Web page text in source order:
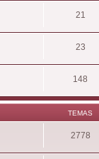
21
23
148
TEMAS
2778